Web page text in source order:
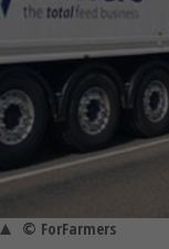
© ForFarmers